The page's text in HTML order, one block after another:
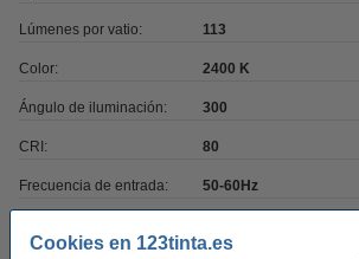
Cookies en 123tinta.es
Lúmenes por vatio: 113
Color: 2400 K
Ángulo de iluminación: 300
CRI: 80
Frecuencia de entrada: 50-60Hz
funcionamiento: